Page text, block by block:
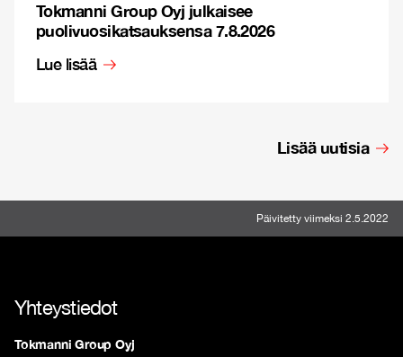
Tokmanni Group Oyj julkaisee
puolivuosikatsauksensa 7.8.2026
Lue lisää
Lisää uutisia
Päivitetty viimeksi 2.5.2022
Yhteystiedot
Tokmanni Group Oyj